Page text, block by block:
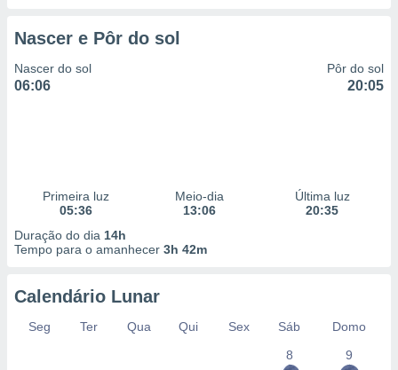
Nascer e Pôr do sol
Nascer do sol
06:06
Pôr do sol
20:05
Primeira luz
05:36
Meio-dia
13:06
Última luz
20:35
Duração do dia 14h
Tempo para o amanhecer 3h 42m
Calendário Lunar
Seg Ter Qua Qui Sex Sáb
Domo
8
9